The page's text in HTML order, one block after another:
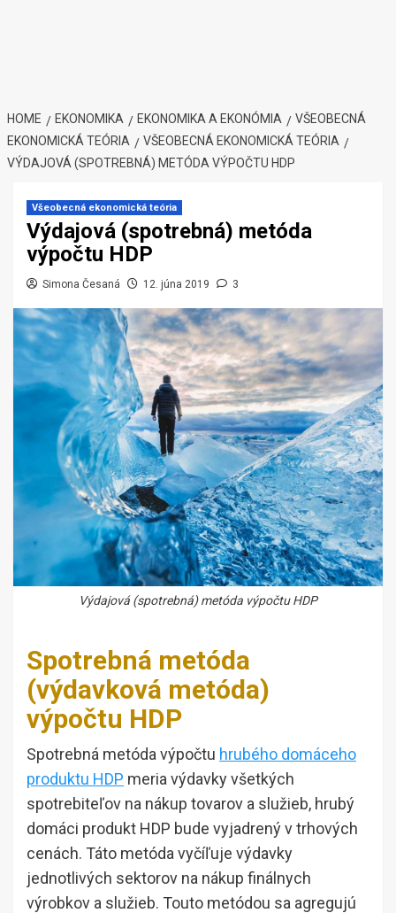
HOME EKONOMIKA EKONOMIKA A EKONÓMIA
VŠEOBECNÁ
EKONOMICKÁ TEÓRIA
VŠEOBECNÁ EKONOMICKÁ TEÓRIA
VÝDAJOVÁ (SPOTREBNÁ) METÓDA VÝPOČTU HDP
Všeobecná ekonomická teória
Výdajová (spotrebná) metóda
výpočtu HDP
Simona Česaná 12. júna 2019 3
Výdajová (spotrebná) metóda výpočtu HDP
Spotrebná metóda
(výdavková metóda)
výpočtu HDP
Spotrebná metóda výpočtu hrubého domáceho
produktu HDP meria výdavky všetkých
spotrebiteľov na nákup tovarov a služieb, hrubý
domáci produkt HDP bude vyjadrený v trhových
cenách. Táto metóda vyčíľuje výdavky
jednotlivých sektorov na nákup finálnych
výrobkov a služieb. Touto metódou sa agregujú